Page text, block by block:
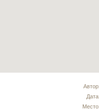
Автор:
Дата:
Место: